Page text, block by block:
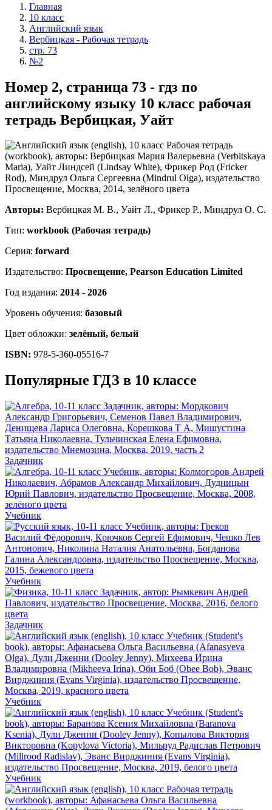
Главная
10 класс
Английский язык
Вербицкая - Рабочая тетрадь
стр. 73
№2
Номер 2, страница 73 - гдз по
английскому языку 10 класс рабочая
тетрадь Вербицкая, Уайт
Авторы: Вербицкая М. В., Уайт Л., Фрикер Р., Миндрул О. С.
Тип: workbook (Рабочая тетрадь)
Серия: forward
Издательство: Просвещение, Pearson Education Limited
Год издания: 2014 - 2026
Уровень обучения: базовый
Цвет обложки: зелёный, белый
ISBN: 978-5-360-05516-7
Популярные ГДЗ в 10 классе
Задачник
Учебник
Учебник
Задачник
Учебник
Учебник